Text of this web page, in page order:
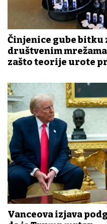
Činjenice gube bitku
društvenim
zašto teorije urote
Vanceova izjava